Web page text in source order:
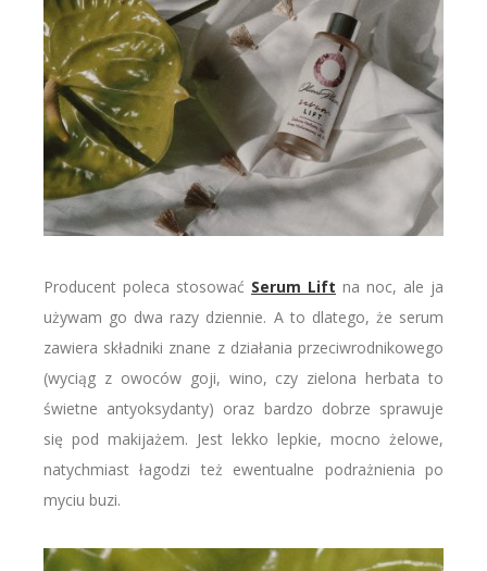
Producent poleca stosować Serum Lift na noc, ale ja
używam go dwa razy dziennie. A to dlatego, że serum
zawiera składniki znane z działania przeciwrodnikowego
(wyciąg z owoców goji, wino, czy zielona herbata to
świetne antyoksydanty) oraz bardzo dobrze sprawuje
się pod makijażem. Jest lekko lepkie, mocno żelowe,
natychmiast łagodzi też ewentualne podrażnienia po
myciu buzi.